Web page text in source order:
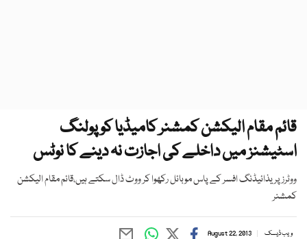
قائم مقام الیکشن کمشنر کامیڈیا کو پولنگ
اسٹیشنز میں داخلے کی اجازت نہ دینے کا نوٹس
ووٹرز پریذائیڈنگ افسر کے پاس موبائل رکھوا کر ووٹ ڈال سکتے ہیں،قائم مقام الیکشن
کمشنر
ویب ڈیسک August 22, 2013